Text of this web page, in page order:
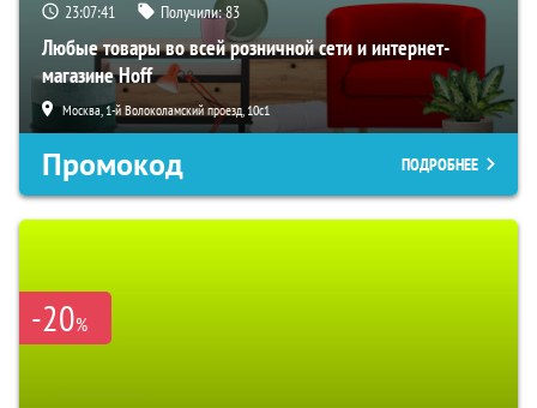
23:07:40 Получили:83
Любые товары во всей розничной сети и интернет-
магазине Hoff
Москва, 1-й Волоколамский проезд, 10с1
Промокод ПОДРОБНЕЕ
-20%